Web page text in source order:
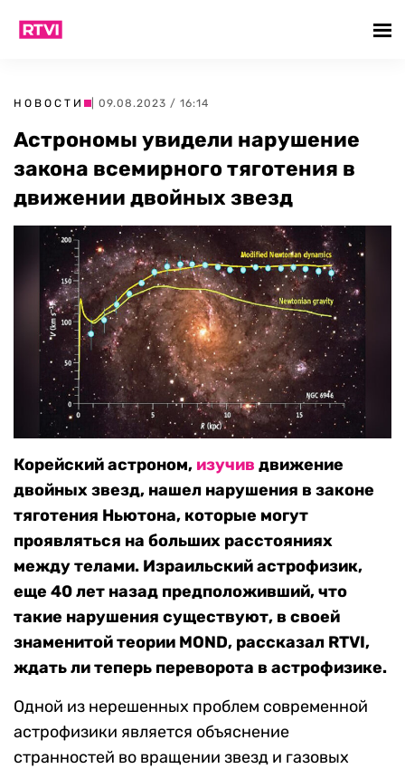
НОВОСТИ | 09.08.2023 / 16:14
Астрономы увидели нарушение
закона всемирного тяготения в
движении двойных звезд
Корейский астроном, изучив движение
двойных звезд, нашел нарушения в законе
тяготения Ньютона, которые могут
проявляться на больших расстояниях
между телами. Израильский астрофизик,
еще 40 лет назад предположивший, что
такие нарушения существуют, в своей
знаменитой теории MOND, рассказал RTVI,
ждать ли теперь переворота в астрофизике.
Одной из нерешенных проблем современной
астрофизики является объяснение
странностей во вращении звезд и газовых